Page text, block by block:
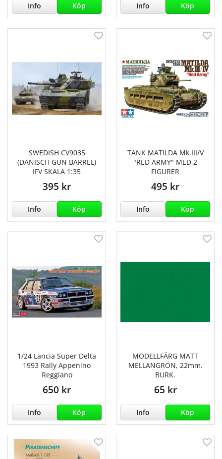
Info Köp Info Köp
SWEDISH CV9035
(DANISCH GUN BARREL)
IFV SKALA 1:35
395 kr
Info Köp
TANK MATILDA Mk.III/V
"RED ARMY" MED 2
FIGURER
495 kr
Info Köp
1/24 Lancia Super Delta
1993 Rally Appenino
Reggiano
650 kr
Info Köp
MODELLFÄRG MATT
MELLANGRÖN, 22mm.
BURK.
65 kr
Info Köp